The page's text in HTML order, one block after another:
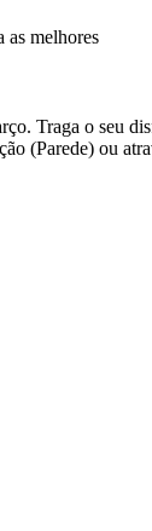
as melhores
Traga o seu
(Parede) ou